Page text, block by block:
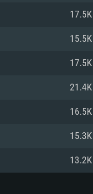
상을 지원하는
넷
소 클라이언트)
능을 가지는
: 720p
넷
소 클라이언트)
원하고, 최신
최신 그래픽 드
; 최소사양 지
17.5K
15.5K
17.5K
21.4K
16.5K
15.3K
13.2K